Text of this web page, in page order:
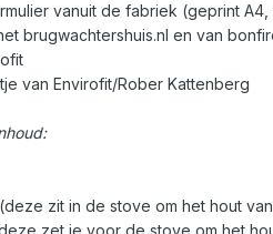
vanuit de fabriek (geprint
brugwachtershuis.nl en van
van Envirofit/Rober Kattenberg
zit in de stove om het hout